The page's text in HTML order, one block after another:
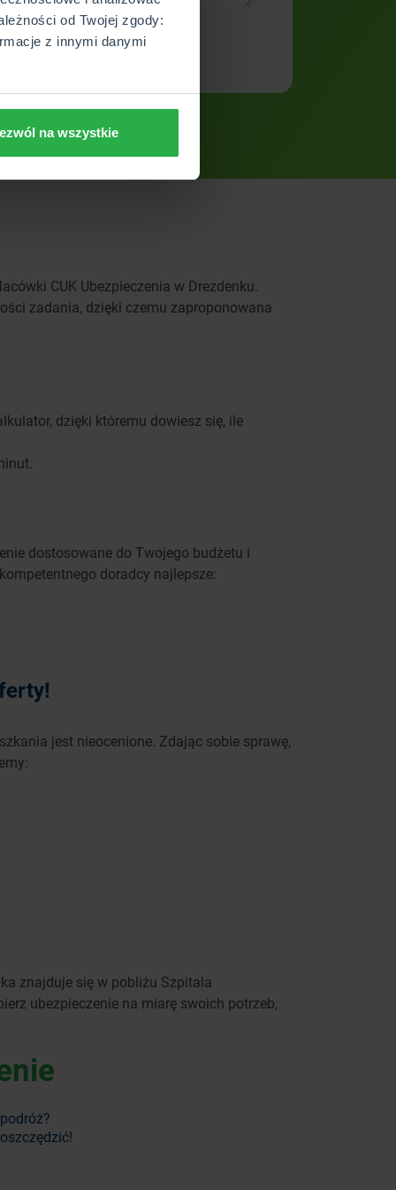
od Twojej zgody:
z innymi danymi
na wszystkie
CUK Ubezpieczenia w Drezdenku.
zadania, dzięki czemu zaproponowana
dzięki któremu dowiesz się, ile
dostosowane do Twojego budżetu i
doradcy najlepsze:
jest nieocenione. Zdając sobie sprawę,
znajduje się w pobliżu Szpitala
ubezpieczenie na miarę swoich potrzeb,